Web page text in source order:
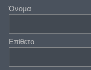
Όνομα
Επίθετο